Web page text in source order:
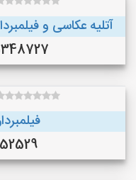
آتلیه عکاسی و